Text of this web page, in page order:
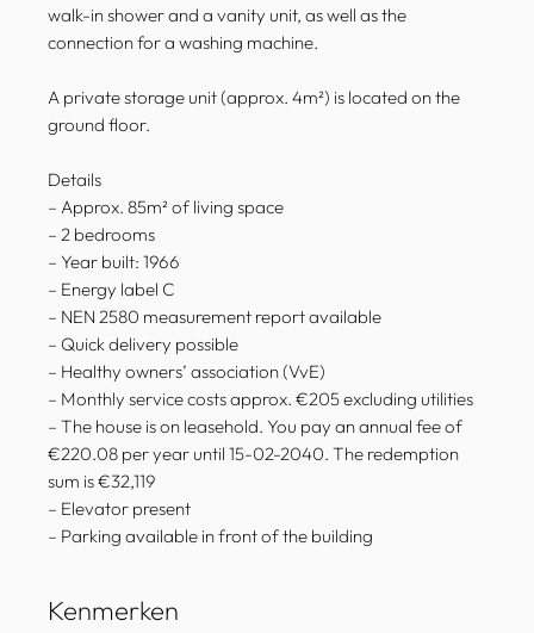
walk-in shower and a vanity unit, as well as the
connection for a washing machine.
A private storage unit (approx. 4m²) is located on the
ground floor.
Details
– Approx. 85m² of living space
– 2 bedrooms
– Year built: 1966
– Energy label C
– NEN 2580 measurement report available
– Quick delivery possible
– Healthy owners’ association (VvE)
– Monthly service costs approx. €205 excluding utilities
– The house is on leasehold. You pay an annual fee of
€220.08 per year until 15-02-2040. The redemption
sum is €32,119
– Elevator present
– Parking available in front of the building
Kenmerken